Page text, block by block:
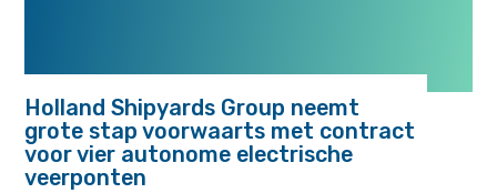
Holland Shipyards Group neemt
grote stap voorwaarts met contract
voor vier autonome electrische
veerponten